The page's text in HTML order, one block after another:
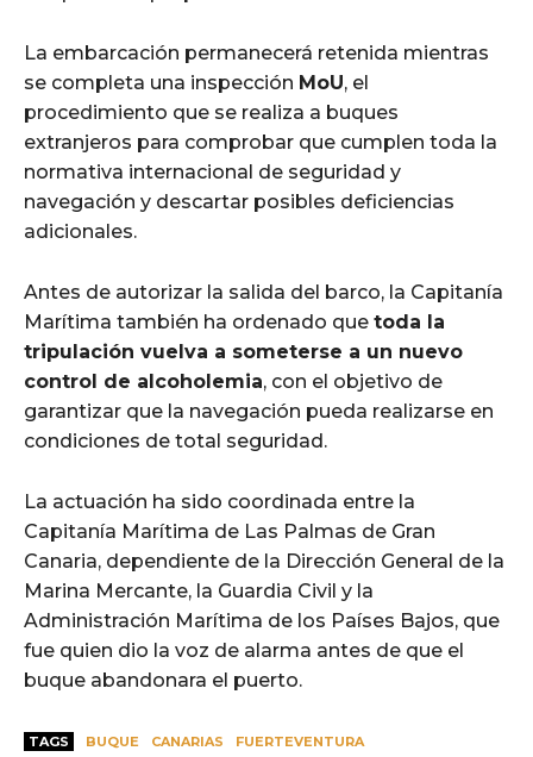
La embarcación permanecerá retenida mientras
se completa una inspección MoU, el
procedimiento que se realiza a buques
extranjeros para comprobar que cumplen toda la
normativa internacional de seguridad y
navegación y descartar posibles deficiencias
adicionales.
Antes de autorizar la salida del barco, la Capitanía
Marítima también ha ordenado que toda la
tripulación vuelva a someterse a un nuevo
control de alcoholemia, con el objetivo de
garantizar que la navegación pueda realizarse en
condiciones de total seguridad.
La actuación ha sido coordinada entre la
Capitanía Marítima de Las Palmas de Gran
Canaria, dependiente de la Dirección General de la
Marina Mercante, la Guardia Civil y la
Administración Marítima de los Países Bajos, que
fue quien dio la voz de alarma antes de que el
buque abandonara el puerto.
TAGS BUQUE CANARIAS
FUERTEVENTURA